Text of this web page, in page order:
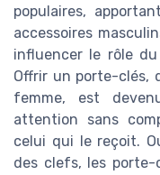
populaires,
accessoires
influencer le rôle
Offrir un porte-clés,
femme, est
attention sans
celui qui le reçoit.
des clefs, les porte-